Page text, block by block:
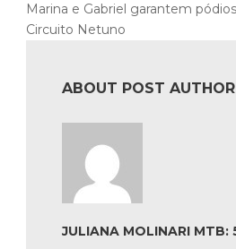
Marina e Gabriel garantem
Circuito Netuno
ABOUT POST AUTHOR
JULIANA MOLINARI MTB: